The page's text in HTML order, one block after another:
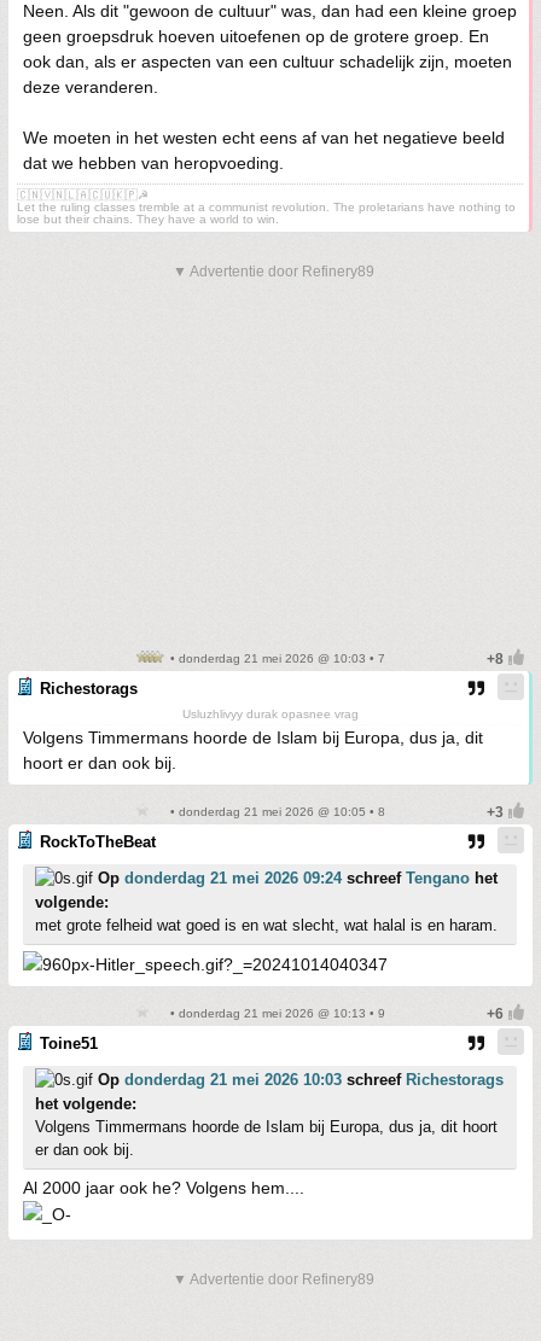
Neen. Als dit "gewoon de cultuur" was, dan had een kleine groep
geen groepsdruk hoeven uitoefenen op de grotere groep. En
ook dan, als er aspecten van een cultuur schadelijk zijn, moeten
deze veranderen.
We moeten in het westen echt eens af van het negatieve beeld
dat we hebben van heropvoeding.
🇨🇳🇻🇳🇱🇦🇨🇺🇰🇵☭
Let the ruling classes tremble at a communist revolution. The proletarians have nothing to
lose but their chains. They have a world to win.
▼ Advertentie door Refinery89
• donderdag 21 mei 2026 @ 10:03 • 7
Richestorags
Usluzhlivyy durak opasnee vrag
Volgens Timmermans hoorde de Islam bij Europa, dus ja, dit
hoort er dan ook bij.
• donderdag 21 mei 2026 @ 10:05 • 8
RockToTheBeat
Op donderdag 21 mei 2026 09:24schreef Tengano het
volgende:
met grote felheid wat goed is en wat slecht, wat halal is en haram.
• donderdag 21 mei 2026 @ 10:13 • 9
Toine51
Op donderdag 21 mei 2026 10:03 schreef Richestorags
het volgende:
Volgens Timmermans hoorde de Islam bij Europa, dus ja, dit hoort
er dan ook bij.
Al 2000 jaar ook he? Volgens hem....
▼ Advertentie door Refinery89